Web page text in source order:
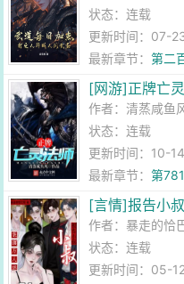
状态：连载
更新时间：07-
最新章节：第二
[网游]正牌亡
作者： 清蒸咸鱼
状态：连载
更新时间：10-
最新章节：第
[言情]报告小
作者： 暴走的恰
状态：连载
更新时间：05-